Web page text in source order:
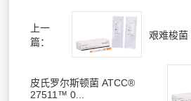
上一
篇：
艰难梭菌
皮氏罗尔斯顿菌 ATCC®
27511™ 0...